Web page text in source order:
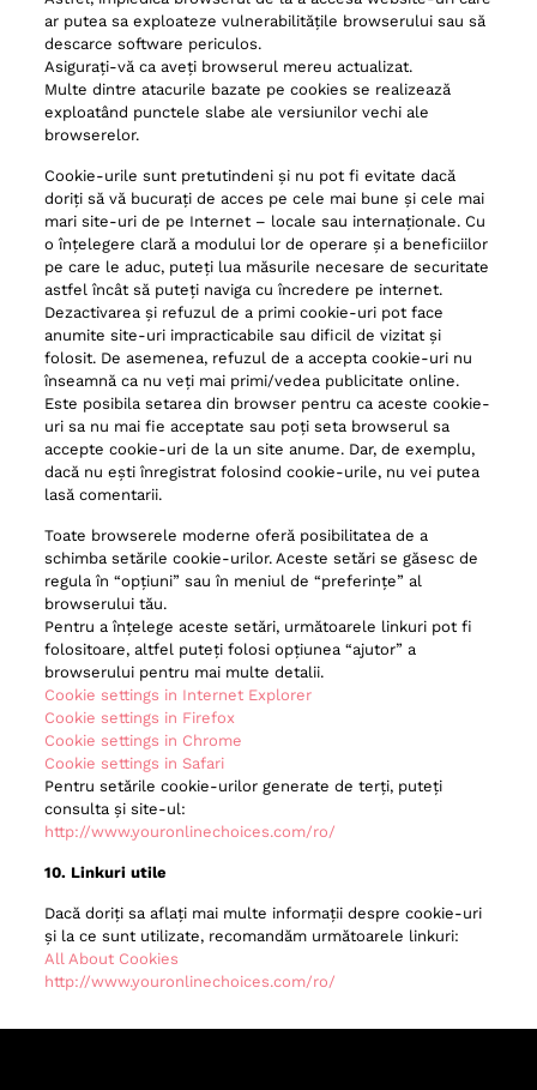
ar putea sa exploateze vulnerabilitățile browserului sau să
descarce software periculos.
Asigurați-vă ca aveți browserul mereu actualizat.
Multe dintre atacurile bazate pe cookies se realizează
exploatând punctele slabe ale versiunilor vechi ale
browserelor.
Cookie-urile sunt pretutindeni și nu pot fi evitate dacă
doriți să vă bucurați de acces pe cele mai bune și cele mai
mari site-uri de pe Internet – locale sau internaționale. Cu
o înțelegere clară a modului lor de operare și a beneficiilor
pe care le aduc, puteți lua măsurile necesare de securitate
astfel încât să puteți naviga cu încredere pe internet.
Dezactivarea și refuzul de a primi cookie-uri pot face
anumite site-uri impracticabile sau dificil de vizitat și
folosit. De asemenea, refuzul de a accepta cookie-uri nu
înseamnă ca nu veți mai primi/vedea publicitate online.
Este posibila setarea din browser pentru ca aceste cookie-
uri sa nu mai fie acceptate sau poți seta browserul sa
accepte cookie-uri de la un site anume. Dar, de exemplu,
dacă nu ești înregistrat folosind cookie-urile, nu vei putea
lasă comentarii.
Toate browserele moderne oferă posibilitatea de a
schimba setările cookie-urilor. Aceste setări se găsesc de
regula în “opțiuni” sau în meniul de “preferințe” al
browserului tău.
Pentru a înțelege aceste setări, următoarele linkuri pot fi
folositoare, altfel puteți folosi opțiunea “ajutor” a
browserului pentru mai multe detalii.
Cookie settings in Internet Explorer
Cookie settings in Firefox
Cookie settings in Chrome
Cookie settings in Safari
Pentru setările cookie-urilor generate de terți, puteți
consulta și site-ul:
http://www.youronlinechoices.com/ro/
10. Linkuri utile
Dacă doriți sa aflați mai multe informații despre cookie-uri
și la ce sunt utilizate, recomandăm următoarele linkuri:
All About Cookies
http://www.youronlinechoices.com/ro/